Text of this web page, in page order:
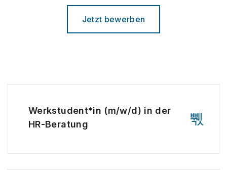
Jetzt bewerben
Werkstudent*in (m/w/d) in der
HR-Beratung